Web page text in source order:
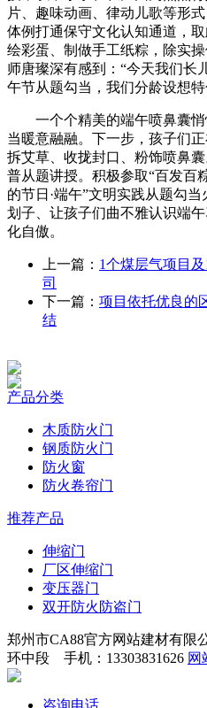
片、趣味动画、律动儿歌等形
体例打通保守文化认知通道，
绘彩蛋、制做手工纸粽，除实
师唐璨深有感到：“今天我们长
午节从题勾当，我们分龄设想特
一个个精美的端午喷鼻囊悄
当暖意融融。下一步，孩子们
拆艾草、收拢封口、粉饰喷鼻
普从题讲授。积极参取“百发百
的节日·端午”文明实践从题勾
划子、让孩子们曲不雅认识端
化自傲。
上一篇： 1个煤层气项目
司
下一篇： 项目依托优良的
结
产品分类
木质防火门
钢质防火门
防火窗
防火卷帘门
推荐产品
伸缩门
厂区伸缩门
变压器门
双开防火防盗门
郑州市CA88官方网站建材有限
环中段 手机：13303831626 网
咨询电话